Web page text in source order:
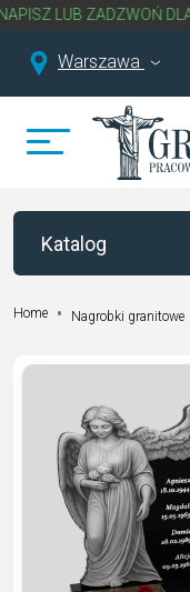
ZADZWOŃ DLA
Warszawa
Katalog
Home Nagrobki granitowe